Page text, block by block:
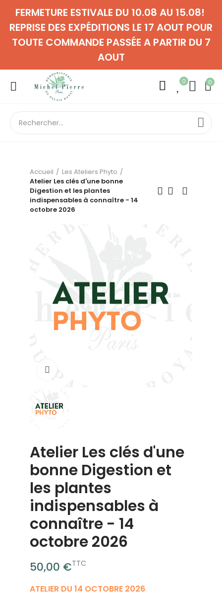
FERMETURE ESTIVALE DU 10.08 AU 15.08!
REPRISE DES EXPÉDITIONS LE 17 AOUT POUR
TOUTE COMMANDE PASSÉE A PARTIR DU 7
AOUT
0 0
Accueil
Les Ateliers Phyto
Atelier Les clés d'une bonne
Digestion et les plantes
indispensables à connaître - 14
octobre 2026
Atelier Les clés d'une
bonne Digestion et
les plantes
indispensables à
connaître - 14
octobre 2026
50,00 €TTC
ATELIER DU 14 OCTOBRE 2026